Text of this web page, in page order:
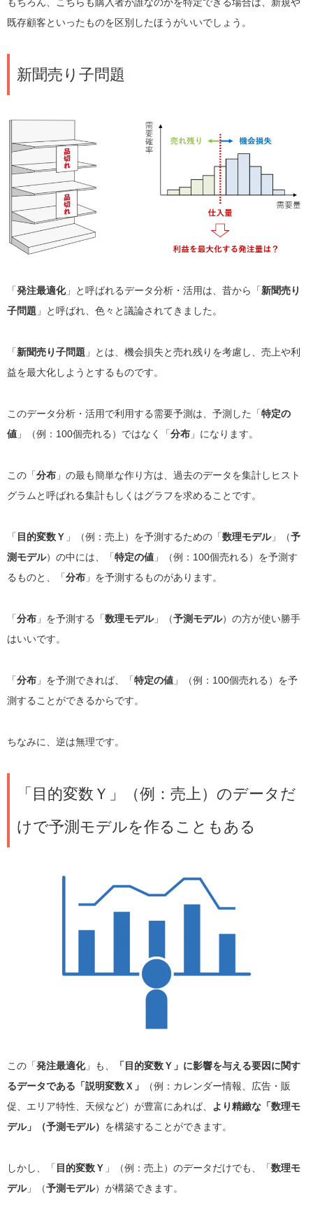
既存顧客といったものを区別したほうがいいでしょう。
新聞売り子問題
「発注最適化」と呼ばれるデータ分析・活用は、昔から「新聞売り
子問題 」と呼ばれ、色々と議論されてきました。
「新聞売り子問題 」とは、機会損失と売れ残りを考慮し、売上や利
益を最大化しようとするものです。
このデータ分析・活用で利用する需要予測は、予測した「特定の
値 」（例：100個売れる）ではなく「分布 」になります。
この「分布 」の最も簡単な作り方は、過去のデータを集計しヒスト
グラムと呼ばれる集計もしくはグラフを求めることです。
「 目的変数Ｙ 」（例：売上）を予測するための「数理モデル」（予
測モデル）の中には、「特定の値 」（例：100個売れる）を予測す
るものと、「分布 」を予測するものがあります。
「分布 」を予測する「数理モデル」（予測モデル）の方が使い勝手
はいいです。
「分布 」を予測できれば、「特定の値 」（例：100個売れる）を予
測することができるからです。
ちなみに、逆は無理です。
「目的変数Ｙ」（例：売上）のデータだ
けで予測モデルを作ることもある
この「発注最適化」も、
「目的変数Ｙ」に影響を与える要因に関す
るデータである「説明変数Ｘ」
（例：カレンダー情報、広告・販
促、エリア特性、天候など）が豊富にあれば、
より精緻な「数理モ
デル」（予測モデル） を構築することができます。
しかし、「 目的変数Ｙ 」（例：売上）のデータだけでも、「数理モ
デル」（予測モデル）が構築できます。